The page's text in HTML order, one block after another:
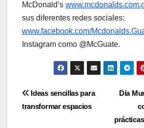
McDonald’s
sus diferentes redes sociales:
www.facebook.com/
Instagram como @McGuate.
Navegación
Día
Ideas sencillas para
transformar espacios